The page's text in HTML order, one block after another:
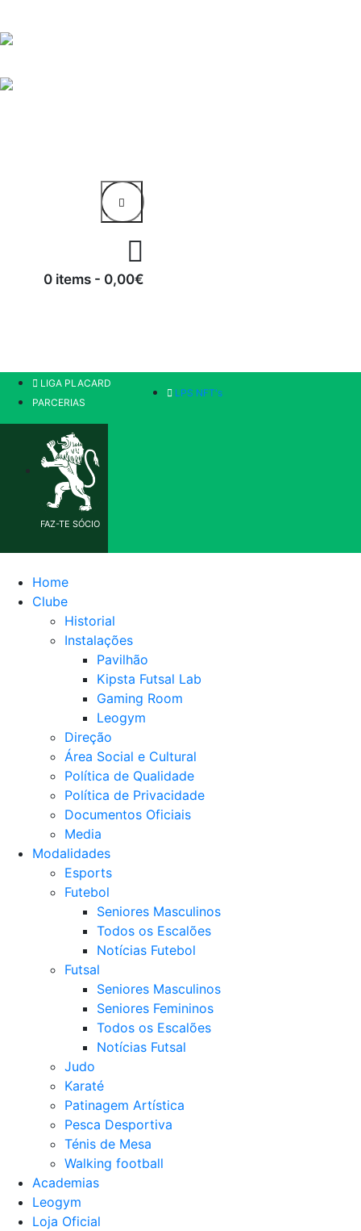
0 items - 0,00€
LIGA PLACARD
PARCERIAS
LPS NFT's
FAZ-TE SÓCIO
Home
Clube
Historial
Instalações
Pavilhão
Kipsta Futsal Lab
Gaming Room
Leogym
Direção
Área Social e Cultural
Política de Qualidade
Política de Privacidade
Documentos Oficiais
Media
Modalidades
Esports
Futebol
Seniores Masculinos
Todos os Escalões
Notícias Futebol
Futsal
Seniores Masculinos
Seniores Femininos
Todos os Escalões
Notícias Futsal
Judo
Karaté
Patinagem Artística
Pesca Desportiva
Ténis de Mesa
Walking football
Academias
Leogym
Loja Oficial